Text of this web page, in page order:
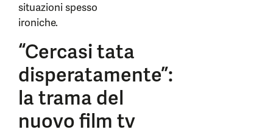
situazioni spesso
ironiche.
“Cercasi tata
disperatamente”:
la trama del
nuovo film tv